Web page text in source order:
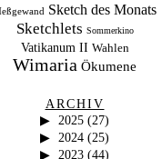
Sketch des Monats
Sketchlets Sommerkino
Vatikanum II Wahlen
Wimaria Ökumene
ARCHIV
2025 (27)
2024 (25)
2023 (44)